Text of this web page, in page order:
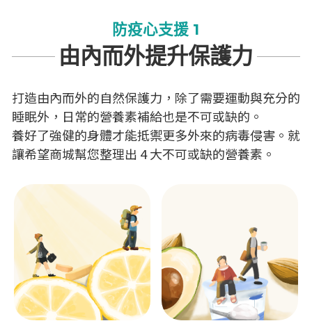
防疫心支援 1
由內而外提升保護力
打造由內而外的自然保護力，除了需要運動與充分的
睡眠外，日常的營養素補給也是不可或缺的。
養好了強健的身體才能抵禦更多外來的病毒侵害。就
讓希望商城幫您整理出 4 大不可或缺的營養素。